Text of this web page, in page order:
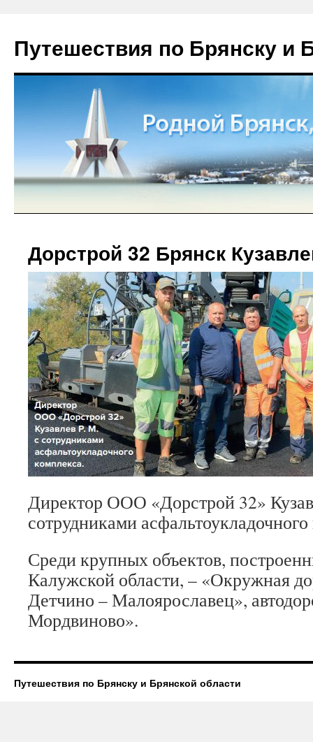
Путешествия по Брянску и
Дорстрой 32 Брянск
Директор ООО «Дорстрой 32»
сотрудниками
Среди крупных объектов,
Калужской области, – «Окружная
Детчино – Малоярославец»,
Мордвиново».
Путешествия по Брянску и Брянской области